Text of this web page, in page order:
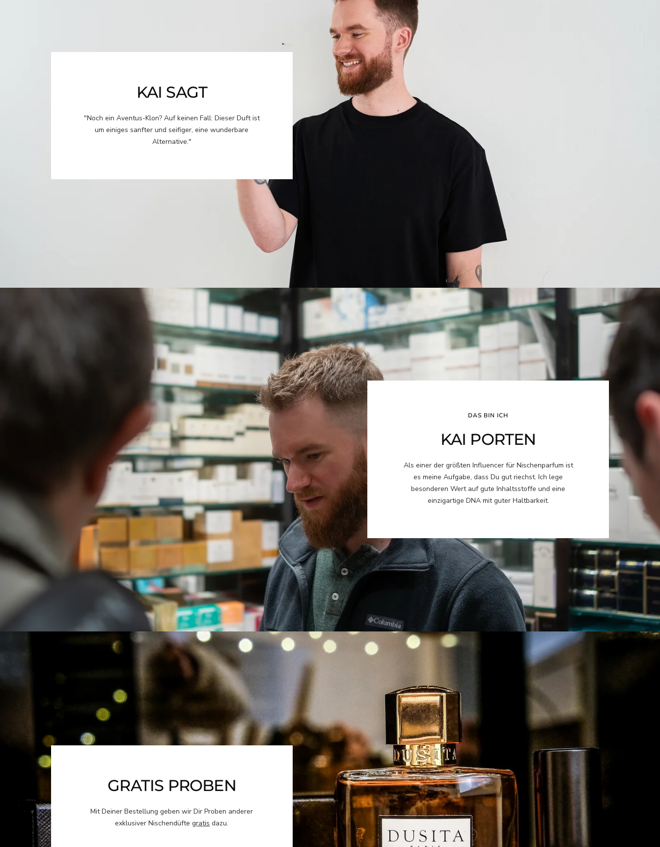
KAI SAGT
"Noch ein Aventus-Klon? Auf keinen Fall: Dieser Duft ist
um einiges sanfter und seifiger, eine wunderbare
Alternative."
DAS BIN ICH
KAI PORTEN
Als einer der größten Influencer für Nischenparfum ist
es meine Aufgabe, dass Du gut riechst. Ich lege
besonderen Wert auf gute Inhaltsstoffe und eine
einzigartige DNA mit guter Haltbarkeit.
GRATIS PROBEN
Mit Deiner Bestellung geben wir Dir Proben anderer
exklusiver Nischendüftegratis dazu.